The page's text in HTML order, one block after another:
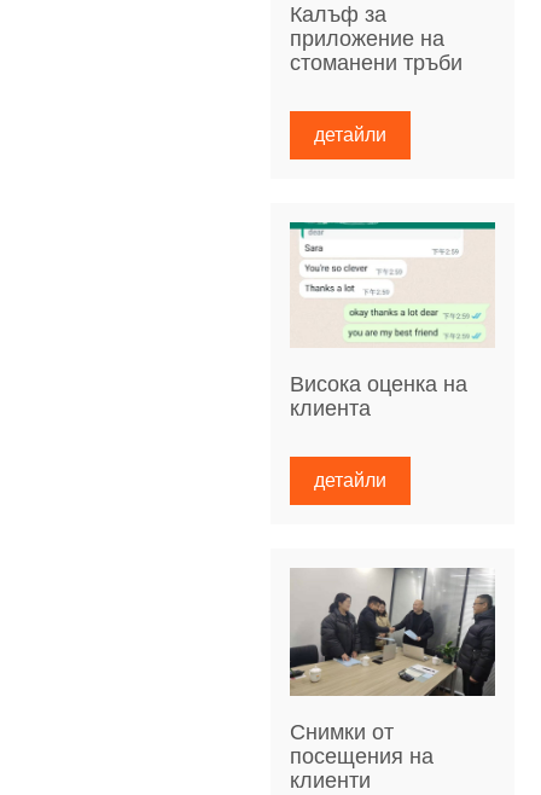
Калъф за
приложение на
стоманени тръби
детайли
Висока оценка на
клиента
детайли
Снимки от
посещения на
клиенти